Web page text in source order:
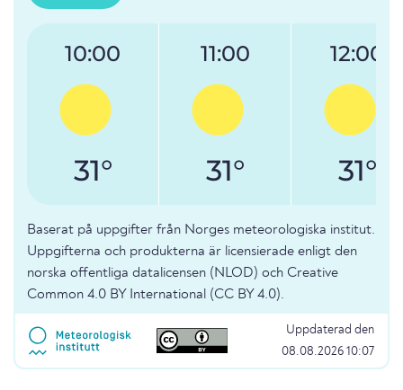
10:00
31°
11:00
31°
12:00
31°
Baserat på uppgifter från Norges meteorologiska institut.
Uppgifterna och produkterna är licensierade enligt den
norska offentliga datalicensen (NLOD) och Creative
Common 4.0 BY International (CC BY 4.0).
Uppdaterad den
08.08.2026 10:07